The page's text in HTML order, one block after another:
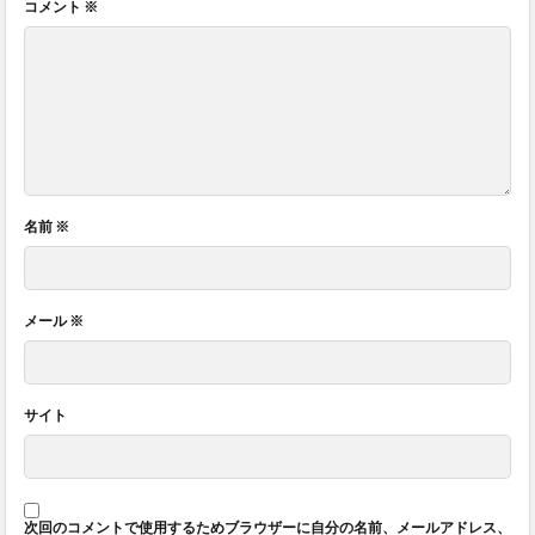
コメント ※
名前 ※
メール※
サイト
次回のコメントで使用するためブラウザーに自分の名前、メールアドレス、